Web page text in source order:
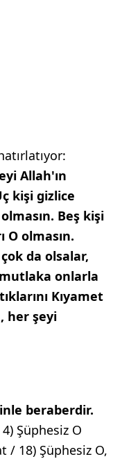
Allah'ın
kişi gizlice
olmasın. Beş kişi
O olmasın.
çok da olsalar,
onlarla
Kıyamet
her şeyi
beraberdir.
Şüphesiz O
/ 18) Şüphesiz O,